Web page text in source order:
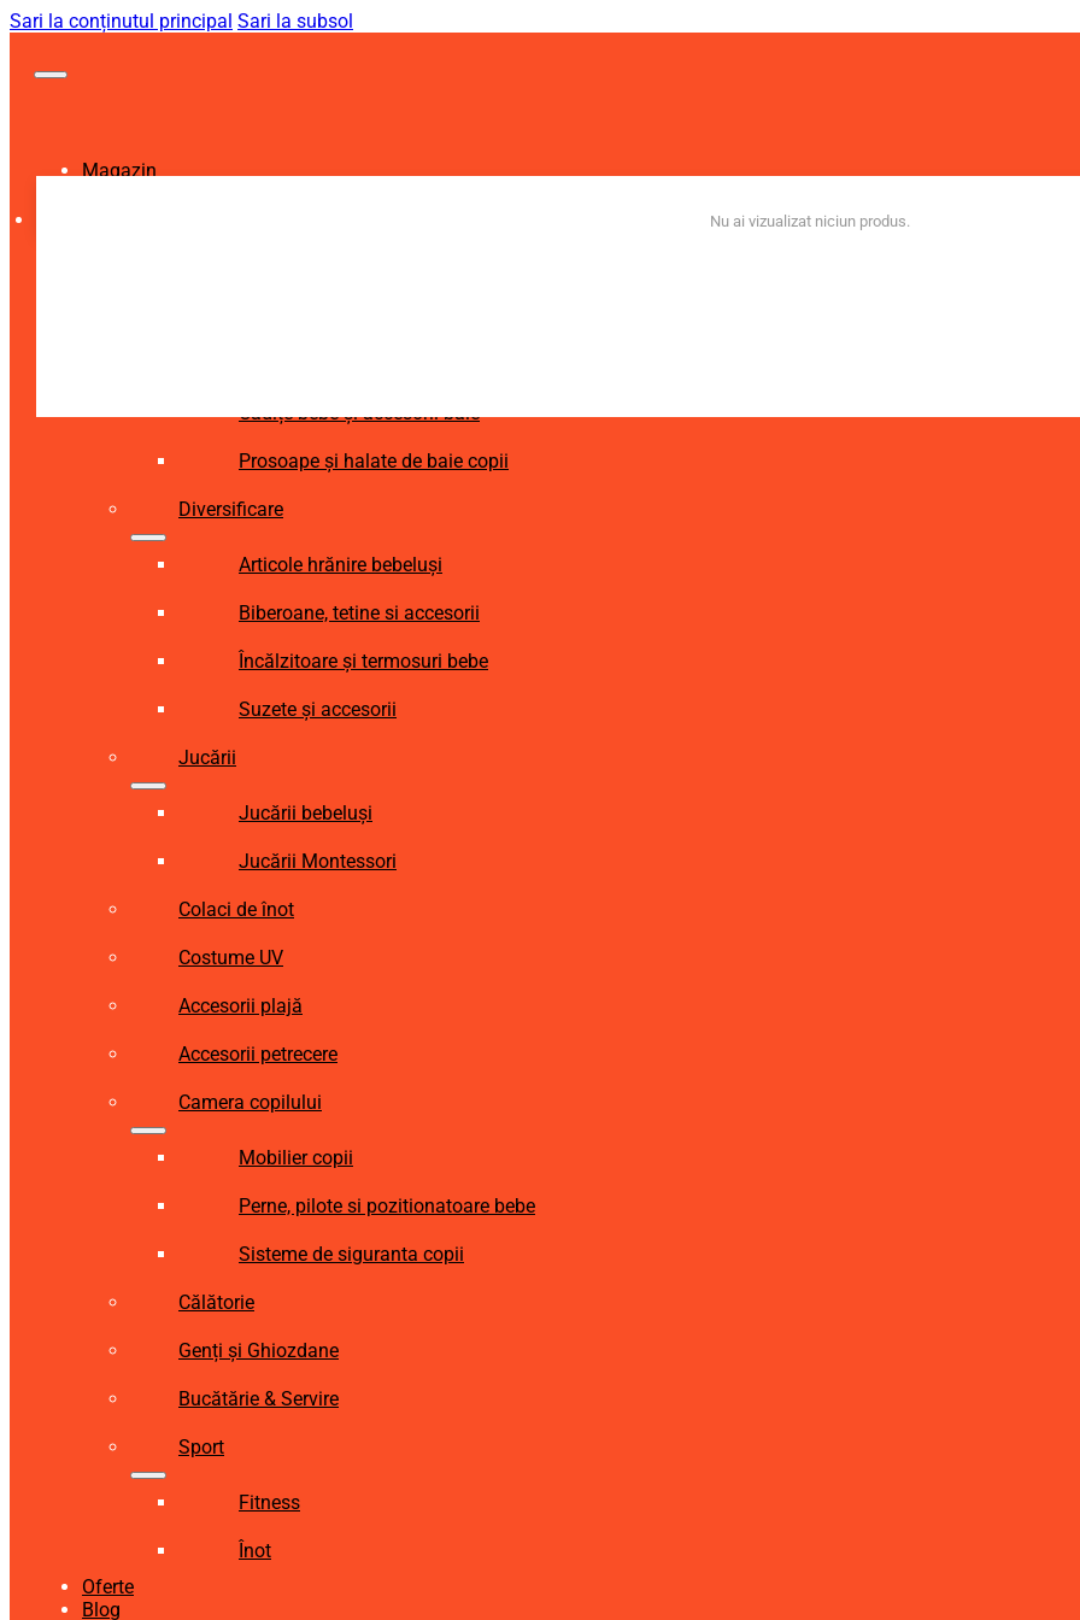
Sari la conținutul principal Sari la subsol
Magazin
Cădițe bebe și accesorii baie
Prosoape și halate de baie copii
Diversificare
Articole hrănire bebeluși
Biberoane, tetine si accesorii
Încălzitoare și termosuri bebe
Suzete și accesorii
Jucării
Jucării bebeluși
Jucării Montessori
Colaci de înot
Costume UV
Accesorii plajă
Accesorii petrecere
Camera copilului
Mobilier copii
Perne, pilote si pozitionatoare bebe
Sisteme de siguranta copii
Călătorie
Genți și Ghiozdane
Bucătărie & Servire
Sport
Fitness
Înot
Oferte
Blog
Nu ai vizualizat niciun produs.